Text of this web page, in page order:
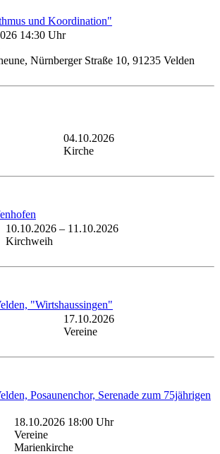
und Koordination"
14:30 Uhr
Nürnberger Straße 10, 91235 Velden
04.10.2026
Kirche
10.10.2026 – 11.10.2026
Kirchweih
"Wirtshaussingen"
17.10.2026
Vereine
Posaunenchor, Serenade zum 75jährigen
18.10.2026 18:00 Uhr
Vereine
Marienkirche